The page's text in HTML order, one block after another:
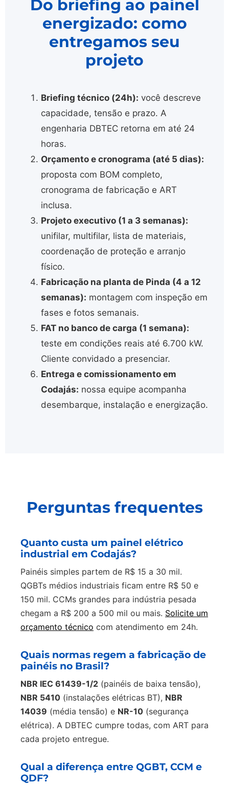
Do briefing ao painel
energizado: como
entregamos seu
projeto
Briefing técnico (24h): você descreve
capacidade, tensão e prazo. A
engenharia DBTEC retorna em até 24
horas.
Orçamento e cronograma (até 5 dias):
proposta com BOM completo,
cronograma de fabricação e ART
inclusa.
Projeto executivo (1 a 3 semanas):
unifilar, multifilar, lista de materiais,
coordenação de proteção e arranjo
físico.
Fabricação na planta de Pinda (4 a 12
semanas): montagem com inspeção em
fases e fotos semanais.
FAT no banco de carga (1 semana):
teste em condições reais até 6.700 kW.
Cliente convidado a presenciar.
Entrega e comissionamento em
Codajás: nossa equipe acompanha
desembarque, instalação e energização.
Perguntas frequentes
Quanto custa um painel elétrico
industrial em Codajás?
Painéis simples partem de R$ 15 a 30 mil.
QGBTs médios industriais ficam entre R$ 50 e
150 mil. CCMs grandes para indústria pesada
chegam a R$ 200 a 500 mil ou mais. Solicite um
orçamento técnico com atendimento em 24h.
Quais normas regem a fabricação de
painéis no Brasil?
NBR IEC 61439-1/2 (painéis de baixa tensão),
NBR 5410 (instalações elétricas BT), NBR
14039 (média tensão) e NR-10 (segurança
elétrica). A DBTEC cumpre todas, com ART para
cada projeto entregue.
Qual a diferença entre QGBT, CCM e
QDF?